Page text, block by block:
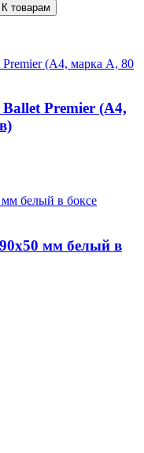
К товарам
Premier (А4,
мм белый в